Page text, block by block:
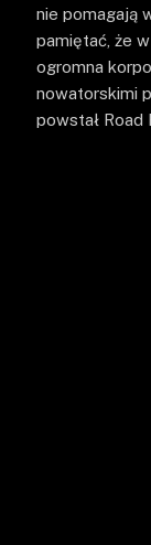
nie pomagają
pamiętać, że
ogromna
nowatorskimi
powstał Road